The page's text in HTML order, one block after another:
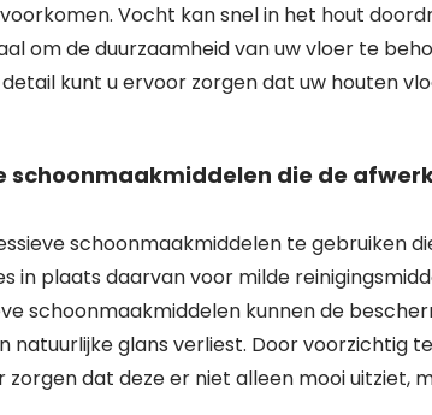
Vocht kan snel in het hout
om de duurzaamheid van uw vloer te
kunt u ervoor zorgen dat uw houten
schoonmaakmiddelen die de
schoonmaakmiddelen te gebruiken
in plaats daarvan voor milde
schoonmaakmiddelen kunnen de
natuurlijke glans verliest. Door voorzichtig
zorgen dat deze er niet alleen mooi uitziet,